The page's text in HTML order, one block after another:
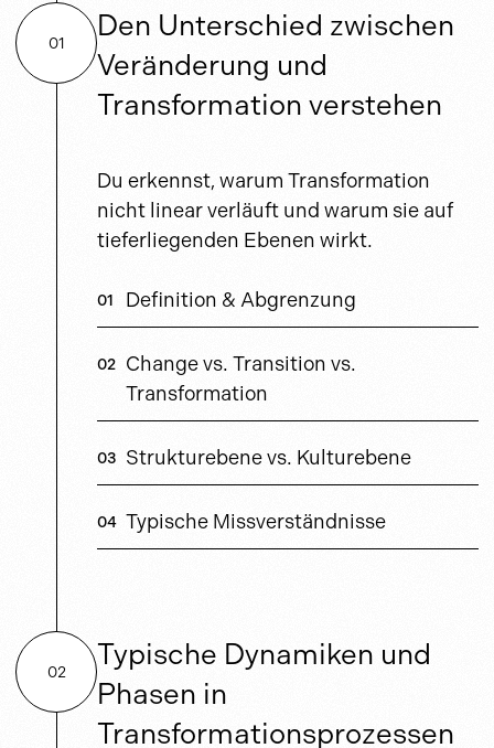
01
Den Unterschied zwischen
Veränderung und
Transformation verstehen
Du erkennst, warum Transformation
nicht linear verläuft und warum sie auf
tieferliegenden Ebenen wirkt.
Definition & Abgrenzung
Change vs. Transition vs.
Transformation
Strukturebene vs. Kulturebene
Typische Missverständnisse
02
Typische Dynamiken und
Phasen in
Transformationsprozessen